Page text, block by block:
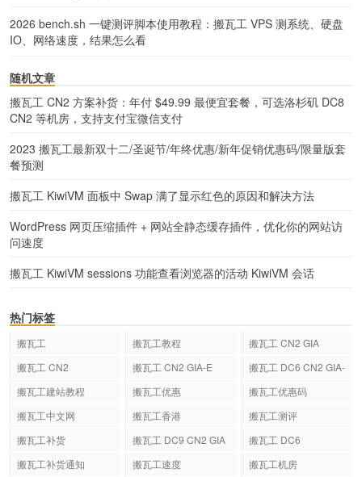
2026 bench.sh 一键测评脚本使用教程：搬瓦工 VPS 测系统、硬盘
IO、网络速度，结果怎么看
随机文章
搬瓦工 CN2 方案补货：年付 $49.99 最便宜套餐，可选洛杉矶 DC8
CN2 等机房，支持支付宝微信支付
2023 搬瓦工最新双十二/圣诞节/年终优惠/新年促销优惠码/限量版套
餐预测
搬瓦工 KiwiVM 面板中 Swap 满了显示红色的原因和解决方法
WordPress 网页压缩插件 + 网站全静态缓存插件，优化你的网站访
问速度
搬瓦工 KiwiVM sessions 功能查看浏览器的活动 KiwiVM 会话
热门标签
搬瓦工 搬瓦工教程
搬瓦工 CN2 GIA
搬瓦工 CN2
搬瓦工 CN2 GIA-E
搬瓦工 DC6 CN2 GIA-
搬瓦工建站教程 搬瓦工优惠
搬瓦工优惠码
搬瓦工中文网
搬瓦工香港
搬瓦工测评
搬瓦工补货
搬瓦工 DC9 CN2 GIA
搬瓦工 DC6
搬瓦工补货通知
搬瓦工速度
搬瓦工机房